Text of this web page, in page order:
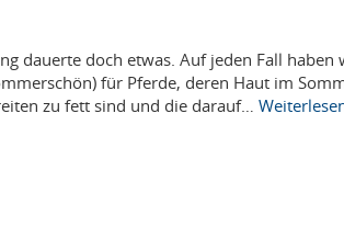
dauerte doch etwas. Auf jeden Fall
für Pferde, deren Haut im
zu fett sind und die darauf…